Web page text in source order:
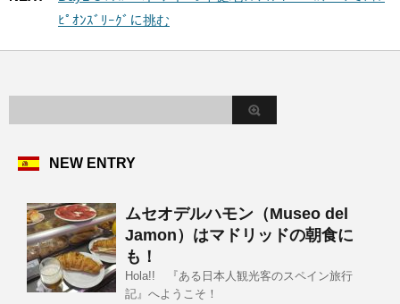
ﾋﾟｵﾝｽﾞﾘｰｸﾞに挑む
NEW ENTRY
ムセオデルハモン（Museo del
Jamon）はマドリッドの朝食に
も！
Hola!! 『ある日本人観光客のスペイン旅行
記』へようこそ！